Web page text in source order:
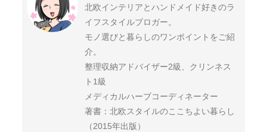
北欧インテリアとハンドメイド好きのラ
イフスタイルブロガー。
モノ選びと暮らしのワンポイントをご紹
介。
整理収納アドバイザー2級、クリンネス
ト1級
メディカルハーブコーディネーター
著書：北欧スタイルのここちよい暮らし
（2015年出版）